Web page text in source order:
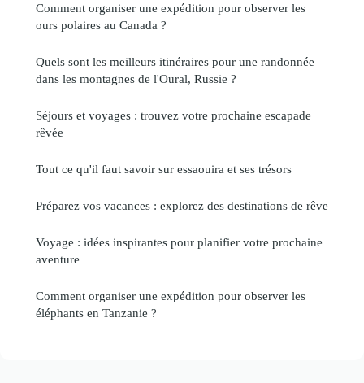
Comment organiser une expédition pour observer les
ours polaires au Canada ?
Quels sont les meilleurs itinéraires pour une randonnée
dans les montagnes de l'Oural, Russie ?
Séjours et voyages : trouvez votre prochaine escapade
rêvée
Tout ce qu'il faut savoir sur essaouira et ses trésors
Préparez vos vacances : explorez des destinations de rêve
Voyage : idées inspirantes pour planifier votre prochaine
aventure
Comment organiser une expédition pour observer les
éléphants en Tanzanie ?